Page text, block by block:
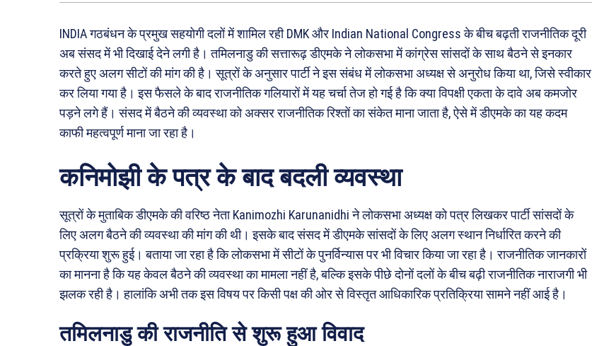
INDIA गठबंधन के प्रमुख सहयोगी दलों में शामिल रही DMK और Indian National Congress के बीच बढ़ती राजनीतिक दूरी
अब संसद में भी दिखाई देने लगी है। तमिलनाडु की सत्तारूढ़ डीएमके ने लोकसभा में कांग्रेस सांसदों के साथ बैठने से इनकार
करते हुए अलग सीटों की मांग की है। सूत्रों के अनुसार पार्टी ने इस संबंध में लोकसभा अध्यक्ष से अनुरोध किया था, जिसे स्वीकार
कर लिया गया है। इस फैसले के बाद राजनीतिक गलियारों में यह चर्चा तेज हो गई है कि क्या विपक्षी एकता के दावे अब कमजोर
पड़ने लगे हैं। संसद में बैठने की व्यवस्था को अक्सर राजनीतिक रिश्तों का संकेत माना जाता है, ऐसे में डीएमके का यह कदम
काफी महत्वपूर्ण माना जा रहा है।
कनिमोझी के पत्र के बाद बदली व्यवस्था
सूत्रों के मुताबिक डीएमके की वरिष्ठ नेता Kanimozhi Karunanidhi ने लोकसभा अध्यक्ष को पत्र लिखकर पार्टी सांसदों के
लिए अलग बैठने की व्यवस्था की मांग की थी। इसके बाद संसद में डीएमके सांसदों के लिए अलग स्थान निर्धारित करने की
प्रक्रिया शुरू हुई। बताया जा रहा है कि लोकसभा में सीटों के पुनर्विन्यास पर भी विचार किया जा रहा है। राजनीतिक जानकारों
का मानना है कि यह केवल बैठने की व्यवस्था का मामला नहीं है, बल्कि इसके पीछे दोनों दलों के बीच बढ़ी राजनीतिक नाराजगी भी
झलक रही है। हालांकि अभी तक इस विषय पर किसी पक्ष की ओर से विस्तृत आधिकारिक प्रतिक्रिया सामने नहीं आई है।
तमिलनाडु की राजनीति से शुरू हुआ विवाद